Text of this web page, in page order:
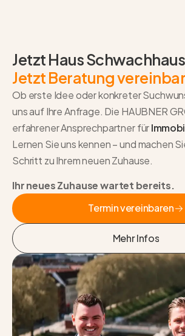
Jetzt Haus
Jetzt Beratung
Ob erste Idee oder konkreter
uns auf Ihre Anfrage. Die HAUBNER
erfahrener Ansprechpartner für
Lernen Sie uns kennen – und machen
Schritt zu Ihrem neuen Zuhause.
Ihr neues Zuhause wartet bereits.
Termin vereinbaren
Mehr Infos
Mehr Infos